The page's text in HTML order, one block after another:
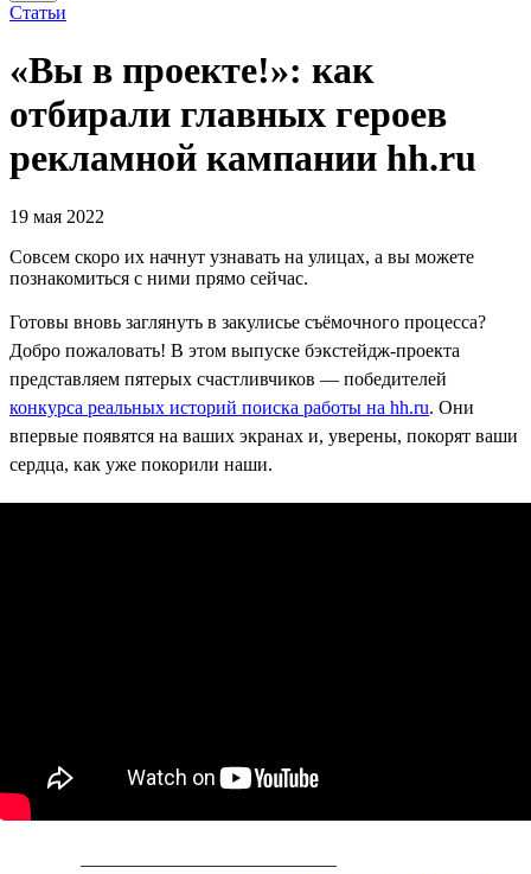
Статьи
«Вы в проекте!»: как
отбирали главных героев
рекламной кампании hh.ru
19 мая 2022
Совсем скоро их начнут узнавать на улицах, а вы можете
познакомиться с ними прямо сейчас.
Готовы вновь заглянуть в закулисье съёмочного процесса?
Добро пожаловать! В этом выпуске бэкстейдж-проекта
представляем пятерых счастливчиков — победителей
конкурса реальных историй поиска работы на hh.ru. Они
впервые появятся на ваших экранах и, уверены, покорят ваши
сердца, как уже покорили наши.